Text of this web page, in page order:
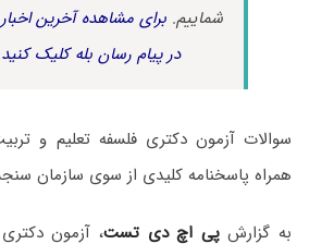
شماییم.برای مشاهده آخرین
در پیام رسان بله کلیک
همراه پاسخنامه کلیدی از سوی سازمان
به گزارشپی اچ دی تست